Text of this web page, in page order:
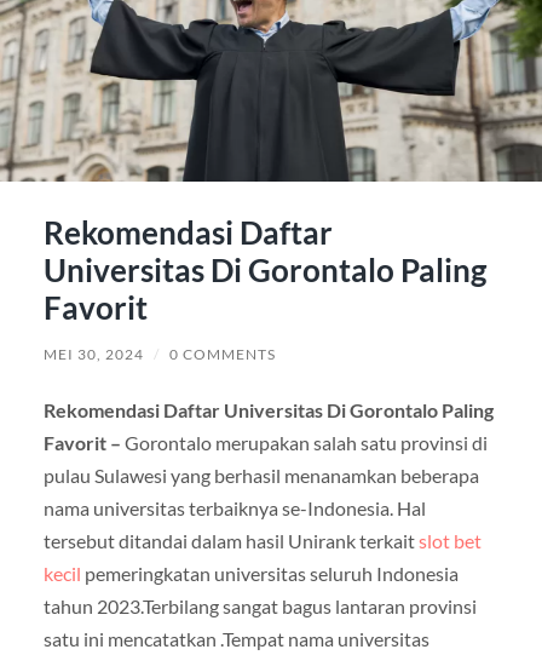
Rekomendasi Daftar
Universitas Di Gorontalo Paling
Favorit
MEI 30, 2024 / 0 COMMENTS
Rekomendasi Daftar Universitas Di Gorontalo Paling
Favorit – Gorontalo merupakan salah satu provinsi di
pulau Sulawesi yang berhasil menanamkan beberapa
nama universitas terbaiknya se-Indonesia. Hal
tersebut ditandai dalam hasil Unirank terkaitslot bet
kecil pemeringkatan universitas seluruh Indonesia
tahun 2023.Terbilang sangat bagus lantaran provinsi
satu ini mencatatkan .Tempat nama universitas